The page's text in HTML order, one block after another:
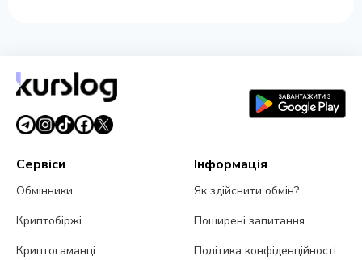
Сервіси
Обмінники
Криптобіржі
Криптогаманці
Інформація
Як здійснити обмін?
Поширені запитання
Політика конфіденційності